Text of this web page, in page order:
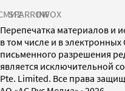
SPARROWINFOX
Перепечатка материалов и
в том числе и в
письменного разрешения
является исключительной
Pte. Limited. Все права